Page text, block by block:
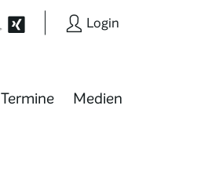
Login
Termine Medien